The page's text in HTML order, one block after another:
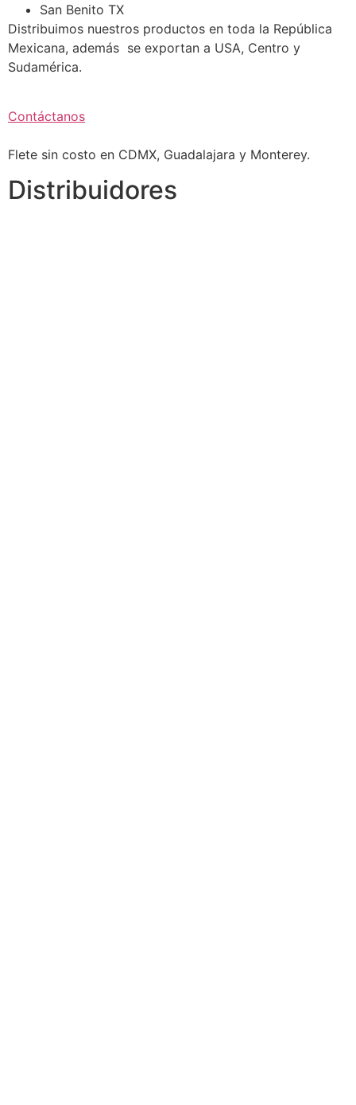
San Benito TX
Distribuimos nuestros productos en toda la República
Mexicana, además se exportan a USA, Centro y
Sudamérica.
Contáctanos
Flete sin costo en CDMX, Guadalajara y Monterey.
Distribuidores